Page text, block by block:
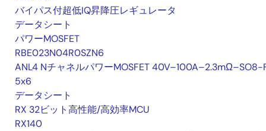
バイパス付超低IQ昇降圧レギュレータ
データシート
パワーMOSFET
RBE023N04R0SZN6
ANL4 NチャネルパワーMOSFET 40V–100A–2.3mΩ–SO8-
5x6
データシート
RX 32ビット高性能/高効率MCU
RX140